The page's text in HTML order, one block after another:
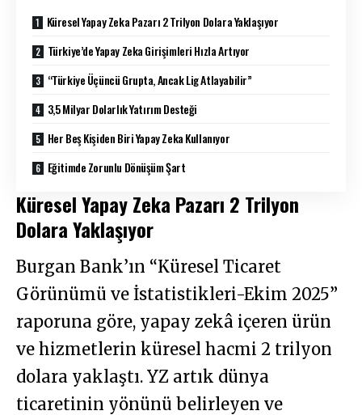
Küresel Yapay Zeka Pazarı 2 Trilyon Dolara Yaklaşıyor
Türkiye’de Yapay Zeka Girişimleri Hızla Artıyor
“Türkiye Üçüncü Grupta, Ancak Lig Atlayabilir”
3,5 Milyar Dolarlık Yatırım Desteği
Her Beş Kişiden Biri Yapay Zeka Kullanıyor
Eğitimde Zorunlu Dönüşüm Şart
Küresel Yapay Zeka Pazarı 2 Trilyon
Dolara Yaklaşıyor
Burgan Bank’ın “Küresel Ticaret
Görünümü ve İstatistikleri-Ekim 2025”
raporuna göre, yapay zekâ içeren ürün
ve hizmetlerin küresel hacmi 2 trilyon
dolara yaklaştı. YZ artık dünya
ticaretinin yönünü belirleyen ve